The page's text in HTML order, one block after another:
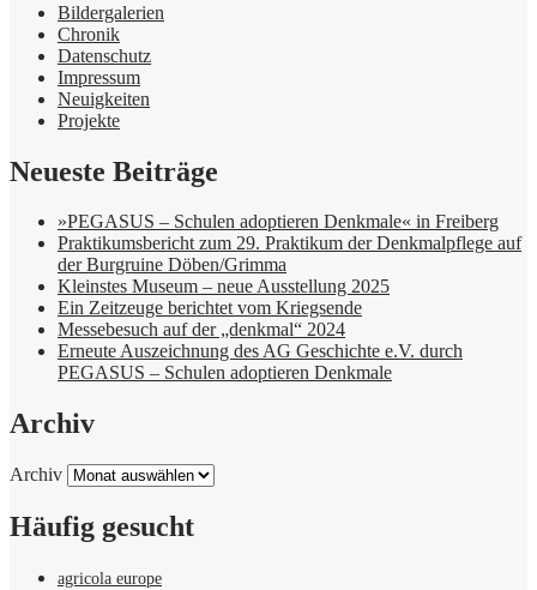
Bildergalerien
Chronik
Datenschutz
Impressum
Neuigkeiten
Projekte
Neueste Beiträge
»PEGASUS – Schulen adoptieren Denkmale« in Freiberg
Praktikumsbericht zum 29. Praktikum der Denkmalpflege auf
der Burgruine Döben/Grimma
Kleinstes Museum – neue Ausstellung 2025
Ein Zeitzeuge berichtet vom Kriegsende
Messebesuch auf der „denkmal“ 2024
Erneute Auszeichnung des AG Geschichte e.V. durch
PEGASUS – Schulen adoptieren Denkmale
Archiv
Archiv
Häufig gesucht
agricola europe